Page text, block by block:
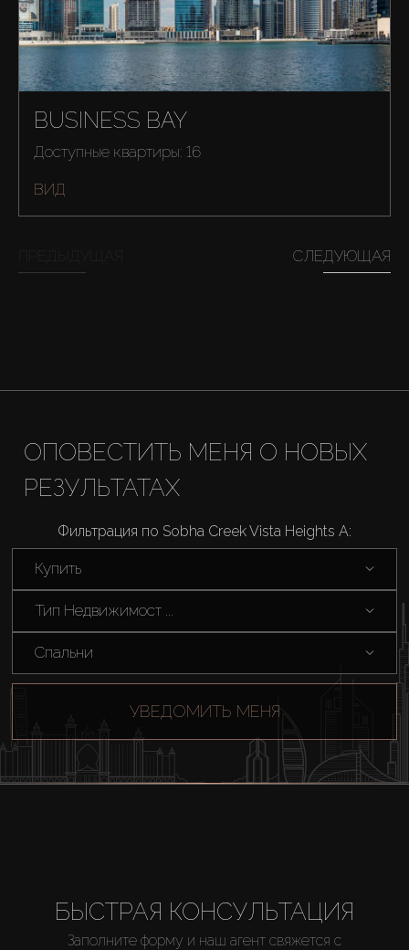
Аренда
Новостройки
AX Journal
BUSINESS BAY
Доступные квартиры: 16
ВИД
СЛЕДУЮЩАЯ
ОПОВЕСТИТЬ МЕНЯ О НОВЫХ
РЕЗУЛЬТАТАХ
Фильтрация по Sobha Creek Vista Heights A:
Купить
Тип Недвижимост ...
Спальни
УВЕДОМИТЬ МЕНЯ
БЫСТРАЯ КОНСУЛЬТАЦИЯ
Заполните форму и наш агент свяжется с